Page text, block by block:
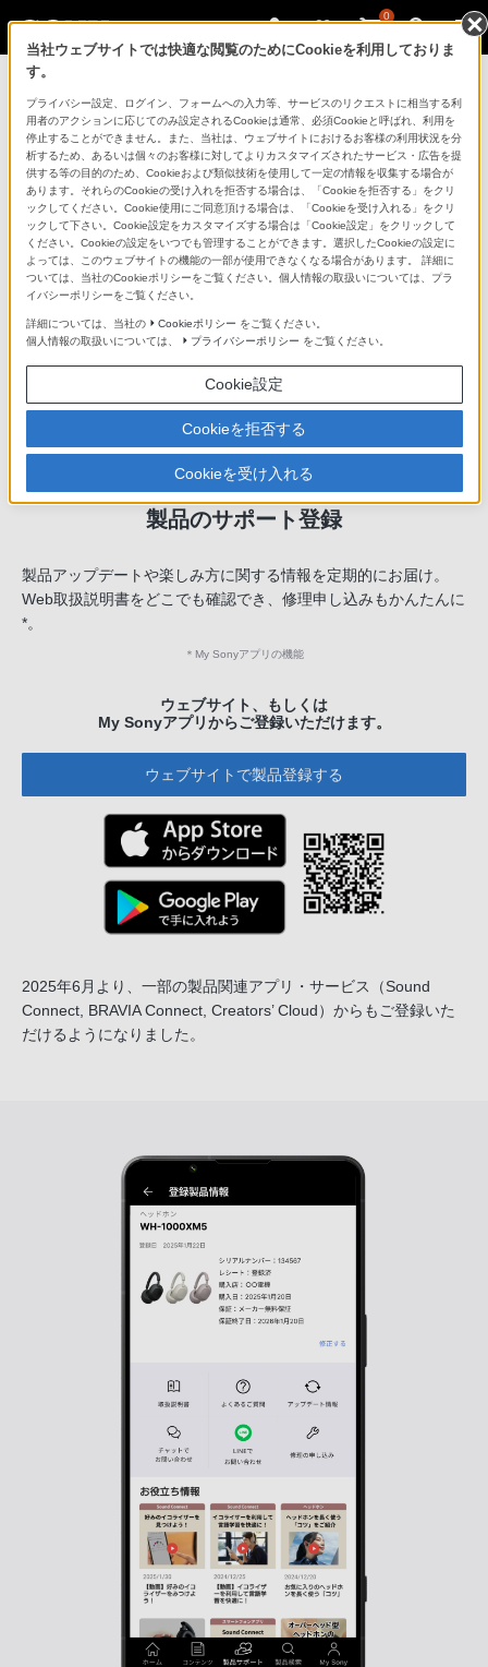
0
「できたらいいな」も
「安心」も
製品のサポート登録
製品アップデートや楽しみ方に関する情報を定期的にお届け。
Web取扱説明書をどこでも確認でき、修理申し込みもかんたんに
*。
＊ My Sonyアプリの機能
ウェブサイト、もしくは
My Sonyアプリからご登録いただけます。
ウェブサイトで製品登録する
2025年6月より、一部の製品関連アプリ・サービス
（Sound
Connect, BRAVIA Connect, Creators’ Cloud）からもご登録いた
だけるようになりました。
当社ウェブサイトでは快適な閲覧のためにCookieを利用しておりま
す。
プライバシー設定、ログイン、フォームへの入力等、サービスのリクエストに相当する利
用者のアクションに応じてのみ設定されるCookieは通常、必須Cookieと呼ばれ、利用を
停止することができません。また、当社は、ウェブサイトにおけるお客様の利用状況を分
析するため、あるいは個々のお客様に対してよりカスタマイズされたサービス・広告を提
供する等の目的のため、Cookieおよび類似技術を使用して一定の情報を収集する場合が
あります。それらのCookieの受け入れを拒否する場合は、「Cookieを拒否する」をクリ
ックしてください。Cookie使用にご同意頂ける場合は、「Cookieを受け入れる」をクリ
ックして下さい。Cookie設定をカスタマイズする場合は「Cookie設定」をクリックして
ください。Cookieの設定をいつでも管理することができます。選択したCookieの設定に
よっては、このウェブサイトの機能の一部が使用できなくなる場合があります。 詳細に
ついては、当社のCookieポリシーをご覧ください。個人情報の取扱いについては、プラ
イバシーポリシーをご覧ください。
詳細については、当社の Cookieポリシー をご覧ください。
個人情報の取扱いについては、
プライバシーポリシー をご覧ください。
Cookie設定
Cookieを拒否する
Cookieを受け入れる